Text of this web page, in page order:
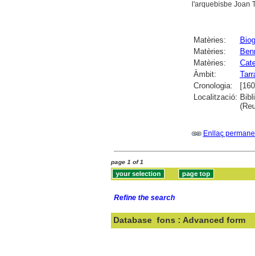
l'arquebisbe Joan
Matèries:
Matèries:
Matèries:
Àmbit:
Cronologia:
Localització:
Enllaç
page 1 of 1
Refine the search
Database fons : Advanced form